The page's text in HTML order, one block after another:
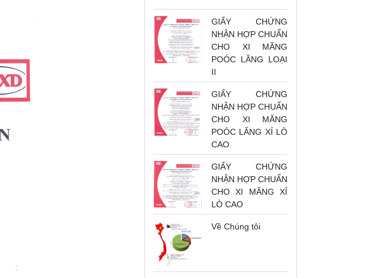
GIẤY CHỨNG
NHẬN HỢP CHUẨN
CHO XI MĂNG
POÓC LĂNG LOẠI
II
GIẤY CHỨNG
NHẬN HỢP CHUẨN
CHO XI MĂNG
POÓC LĂNG XỈ LÒ
CAO
GIẤY CHỨNG
NHẬN HỢP CHUẨN
CHO XI MĂNG XỈ
LÒ CAO
Về Chúng tôi